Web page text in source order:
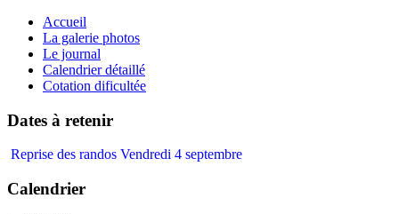
Accueil
La galerie photos
Le journal
Calendrier détaillé
Cotation dificultée
Dates à retenir
Reprise des randos Vendredi 4 septembre
Calendrier
précédente
précédent
suivante
suivant